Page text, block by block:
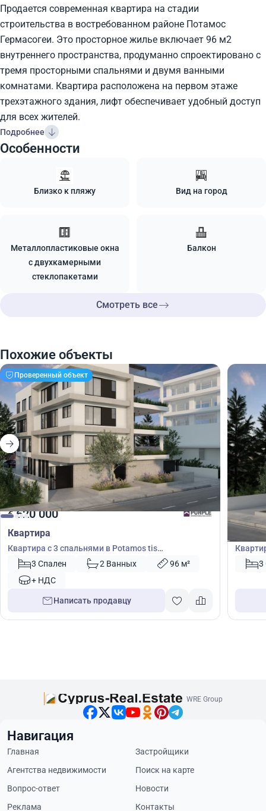
Продается современная квартира на стадии
строительства в востребованном районе Потамос
Гермасогеи. Это просторное жилье включает 96 м2
внутреннего пространства, продуманно спроектировано с
тремя просторными спальнями и двумя ванными
комнатами. Квартира расположена на первом этаже
трехэтажного здания, лифт обеспечивает удобный доступ
для всех жителей.
Подробнее
Особенности
Близко к пляжу Вид на город
Металлопластиковые окна
с двухкамерными
стеклопакетами
Балкон
Смотреть все
Похожие объекты
Проверенный объект
€620 000
Квартира
Квартира с 3 спальнями в Potamos tis
Germasogeias, Гермасойя, Лимасол, Кипр № 36987
3 Спален 2 Ванных
96 м²
+ НДС
Написать продавцу
€620
Кипр3
WRE Group
Навигация
Главная
Застройщики
Агентства недвижимости
Поиск на карте
Вопрос-ответ
Новости
Реклама
Контакты